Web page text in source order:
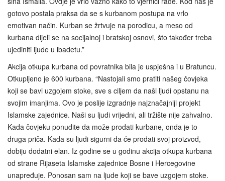
gotovo postala praksa da se s kurbanom postupa na vrlo
emotivan način. Kurban se žrtvuje na porodicu, a meso od
kurbana dijeli se na socijalnoj i bratskoj osnovi, što također treba
ujediniti ljude u ibadetu.”
Akcija otkupa kurbana od povratnika bila je uspješna i u Bratuncu.
Otkupljeno je 600 kurbana. “Nastojali smo pratiti našeg čovjeka
koji se bavi uzgojem stoke, sve s ciljem da naši ljudi opstanu na
svojim imanjima. Ovo je poslije izgradnje najznačajniji projekt
Islamske zajednice. Naši su ljudi vrijedni, ali tržište nije zahvalno.
Kada čovjeku ponudite da može prodati kurbane, onda je to
druga priča. Kada su ljudi sigurni da će prodati svoj proizvod,
dobiju dodatni elan. Iz godine se u godinu akcija otkupa kurbana
od strane Rijaseta Islamske zajednice Bosne i Hercegovine
unapređuje. Ponosan sam na ljude koji se bave uzgojem stoke.